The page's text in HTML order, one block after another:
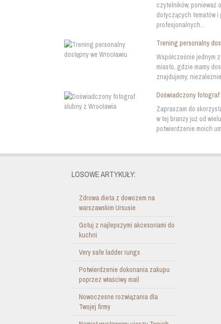
czytelników, ponieważ
dotyczących tematów
profesjonalnych...
Trening personalny
Współcześnie jednym
miasto, gdzie mamy
znajdujemy,
Doświadczony fotograf
Zapraszam do
w tej branży już od
potwierdzenie moich
LOSOWE ARTYKUŁY:
Zdrowa dieta z dowozem na
warszawskim Ursusie
Gotuj z najlepszymi akcesoriami do
kuchni
Very safe ladder rungs
Potwierdzenie dokonania zakupu
poprzez właściwy mail
Nowoczesne rozwiązania dla
Twojej firmy